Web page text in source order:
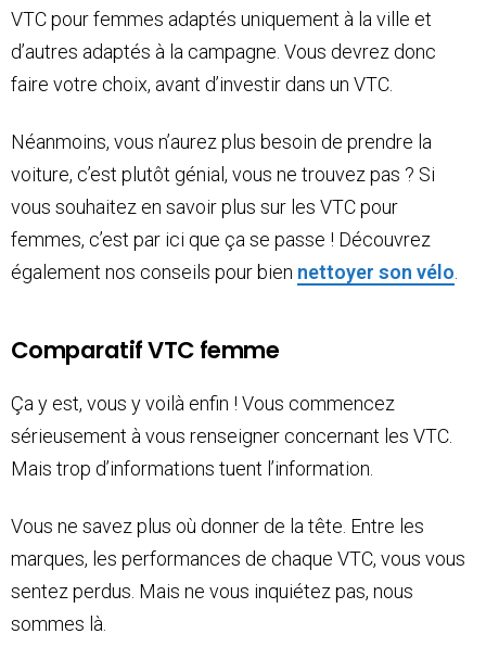
VTC pour femmes adaptés uniquement à la ville et
d’autres adaptés à la campagne. Vous devrez donc
faire votre choix, avant d’investir dans un VTC.
Néanmoins, vous n’aurez plus besoin de prendre la
voiture, c’est plutôt génial, vous ne trouvez pas ? Si
vous souhaitez en savoir plus sur les VTC pour
femmes, c’est par ici que ça se passe ! Découvrez
également nos conseils pour bien nettoyer son vélo
Comparatif VTC femme
Ça y est, vous y voilà enfin ! Vous commencez
sérieusement à vous renseigner concernant les VTC.
Mais trop d’informations tuent l’information.
Vous ne savez plus où donner de la tête. Entre les
marques, les performances de chaque VTC, vous vous
sentez perdus. Mais ne vous inquiétez pas, nous
sommes là.